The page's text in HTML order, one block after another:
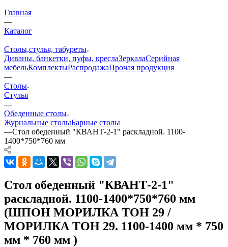
Главная
—
Каталог
—
Столы,стулья, табуреты
Диваны, банкетки, пуфы, креслаЗеркалаСерийная
мебельКомплектыРаспродажаПрочая продукция
—
Столы
Стулья
—
Обеденные столы
Журнальные столыБарные столы
—Стол обеденный "КВАНТ-2-1" раскладной. 1100-
1400*750*760 мм
Стол обеденный "КВАНТ-2-1"
раскладной. 1100-1400*750*760 мм
(ШПОН МОРИЛКА ТОН 29 /
МОРИЛКА ТОН 29. 1100-1400 мм * 750
мм * 760 мм )